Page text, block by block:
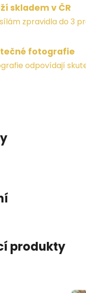
skladem v ČR
zpravidla do 3
fotografie
odpovídají
produkty